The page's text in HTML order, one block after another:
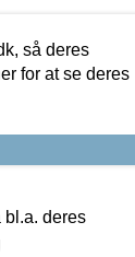
så deres
for at se deres
bl.a. deres